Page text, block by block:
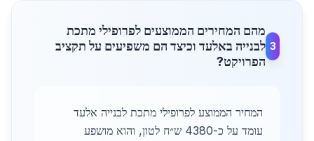
3
מהם המחירים הממוצעים לפרופילי מתכת
לבנייה באלעד וכיצד הם משפיעים על תקציב
הפרויקט?
המחיר הממוצע לפרופילי מתכת לבנייה אלעד
עומד על כ-4380 ש״ח לטון, והוא מושפע